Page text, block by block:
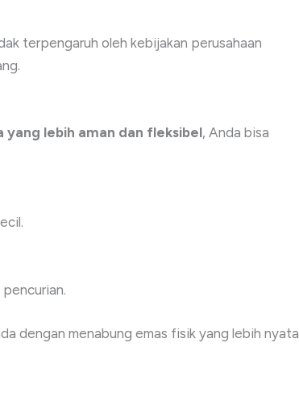
terpengaruh oleh kebijakan perusahaan
yang lebih aman dan fleksibel, Anda bisa
dengan menabung emas fisik yang lebih nyata